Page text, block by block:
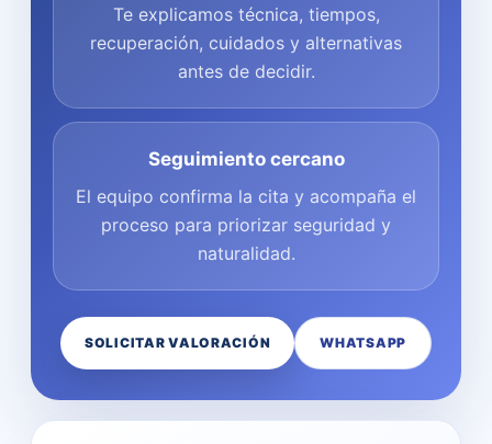
Te explicamos técnica, tiempos,
recuperación, cuidados y alternativas
antes de decidir.
Seguimiento cercano
El equipo confirma la cita y acompaña el
proceso para priorizar seguridad y
naturalidad.
SOLICITAR VALORACIÓN WHATSAPP